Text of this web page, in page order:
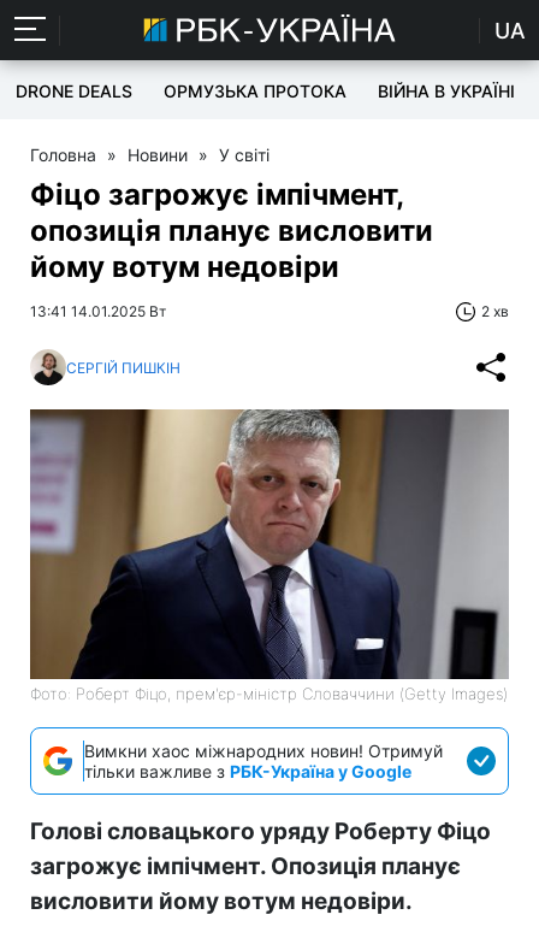
UA
DRONE DEALS ОРМУЗЬКА ПРОТОКА ВІЙНА В УКРАЇНІ
Головна » Новини » У світі
Фіцо загрожує імпічмент,
опозиція планує висловити
йому вотум недовіри
13:41 14.01.2025 Вт 2 хв
СЕРГІЙ ПИШКІН
Фото: Роберт Фіцо, прем'єр-міністр Словаччини (Getty Images)
Вимкни хаос міжнародних новин! Отримуй
тільки важливе з РБК-Україна у Google
Голові словацького уряду Роберту Фіцо
загрожує імпічмент. Опозиція планує
висловити йому вотум недовіри.